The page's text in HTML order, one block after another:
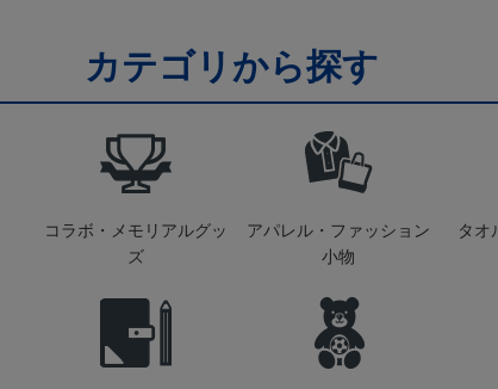
カテゴリから探す
コラボ・メモリアルグッ
ズ
アパレル・ファッション
小物
タオ